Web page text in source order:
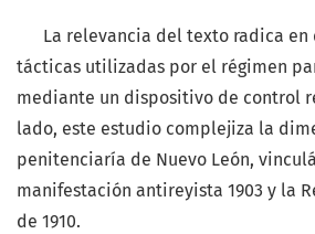
La relevancia del texto radica en
tácticas utilizadas por el régimen
mediante un dispositivo de control
lado, este estudio complejiza la
penitenciaría de Nuevo León,
manifestación antireyista 1903 y la
de 1910.